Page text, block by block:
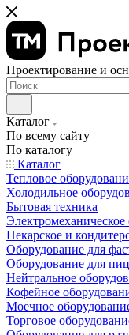
Проектирование и
Каталог
По всему сайту
По каталогу
Каталог
Тепловое
Холодильное
Бытовая техника
Электромеханическое
Пекарское и
Оборудование для
Оборудование для
Нейтральное
Кофейное
Моечное
Торговое